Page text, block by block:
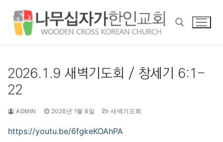
2026.1.9 새벽기도회 / 창세기 6:1-
22
ADMIN 2026년 1월 8일 새벽기도회
https://youtu.be/6fgkeKOAhPA